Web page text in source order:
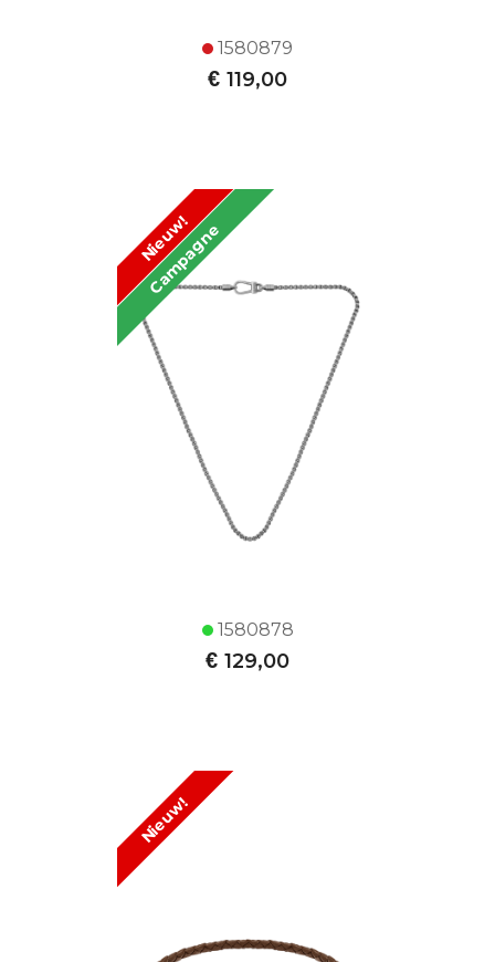
1580879
€ 119,00
Nieuw!
Campagne
1580878
€ 129,00
Nieuw!